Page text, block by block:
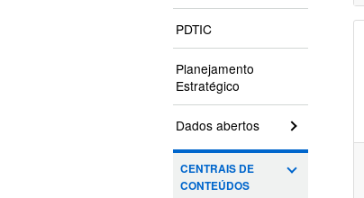
PDTIC
Planejamento
Estratégico
Dados abertos
CENTRAIS DE
CONTEÚDOS